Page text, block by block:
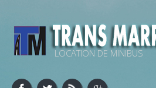
LOCATION DE MINIBUS